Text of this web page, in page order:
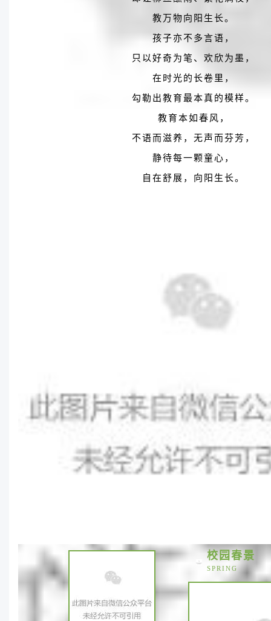
教万物向阳生长。
孩子亦不多言语，
只以好奇为笔、欢欣为墨，
在时光的长卷里，
勾勒出教育最本真的模样。
教育本如春风，
不语而滋养，无声而芬芳，
静待每一颗童心，
自在舒展，向阳生长。
校园春景
SPRING